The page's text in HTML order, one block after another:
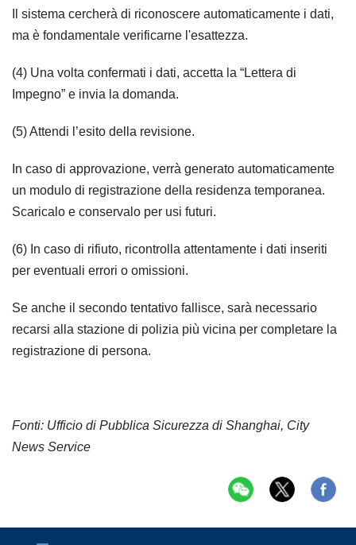
Il sistema cercherà di riconoscere automaticamente i dati,
ma è fondamentale verificarne l'esattezza.
(4) Una volta confermati i dati, accetta la “Lettera di
Impegno” e invia la domanda.
(5) Attendi l’esito della revisione.
In caso di approvazione, verrà generato automaticamente
un modulo di registrazione della residenza temporanea.
Scaricalo e conservalo per usi futuri.
(6) In caso di rifiuto, ricontrolla attentamente i dati inseriti
per eventuali errori o omissioni.
Se anche il secondo tentativo fallisce, sarà necessario
recarsi alla stazione di polizia più vicina per completare la
registrazione di persona.
Fonti: Ufficio di Pubblica Sicurezza di Shanghai, City
News Service